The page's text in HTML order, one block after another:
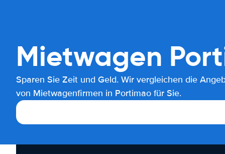
Mietwagen
Sparen Sie Zeit und Geld. Wir vergleichen die
von Mietwagenfirmen in Portimao für Sie.